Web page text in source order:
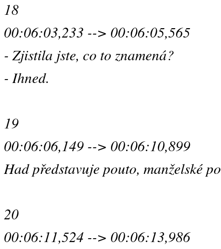
18
00:06:03,233 --> 00:06:05,565
- Zjistila jste, co to znamená?
- Ihned.
19
00:06:06,149 --> 00:06:10,899
Had představuje pouto, manželské
20
00:06:11,524 --> 00:06:13,986